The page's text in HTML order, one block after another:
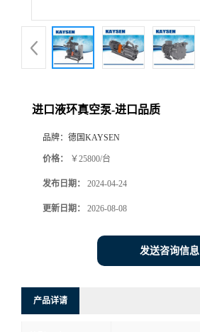
进口液环真空泵-进口品质
品牌： 德国KAYSEN
价格： ￥25800/台
发布日期： 2024-04-24
更新日期： 2026-08-08
发送咨询信息
产品详请